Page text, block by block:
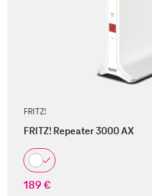
FRITZ!
FRITZ! Repeater 3000 AX
189 €